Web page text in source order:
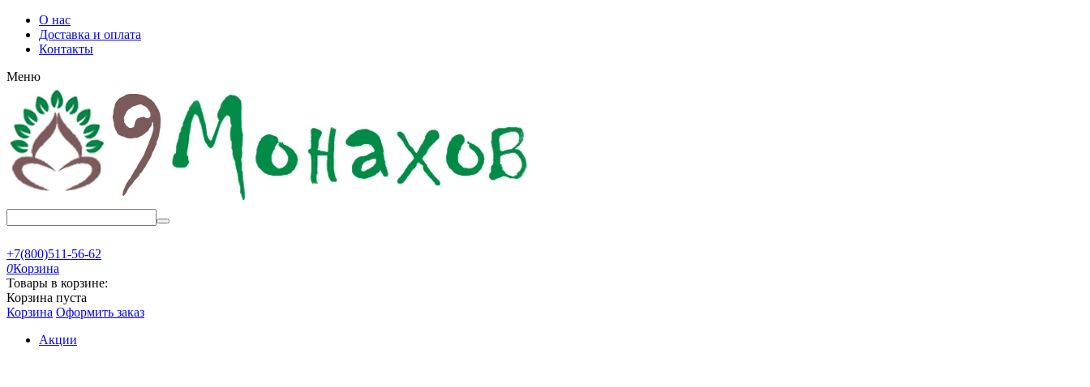
О нас
Доставка и оплата
Контакты
Меню
+7(800)511-56-62
0Корзина
Товары в корзине:
Корзина пуста
Корзина Оформить заказ
Акции